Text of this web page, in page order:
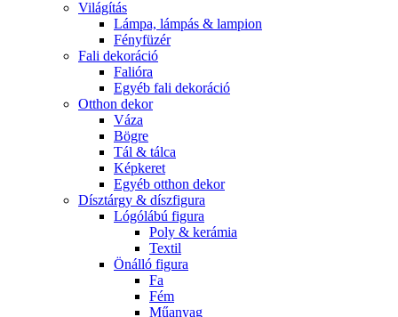
Világítás
Lámpa, lámpás & lampion
Fényfüzér
Fali dekoráció
Falióra
Egyéb fali dekoráció
Otthon dekor
Váza
Bögre
Tál & tálca
Képkeret
Egyéb otthon dekor
Dísztárgy & díszfigura
Lógólábú figura
Poly & kerámia
Textil
Önálló figura
Fa
Fém
Műanyag